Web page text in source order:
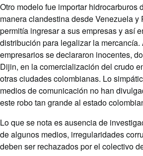
Otro modelo fue importar hidrocarburos
manera clandestina desde Venezuela y
permitía ingresar a sus empresas y así
distribución para legalizar la
empresarios se declararon inocentes,
Dijin, en la comercialización del crudo
otras ciudades colombianas. Lo
medios de comunicación no han
este robo tan grande al estado
Lo que se nota es ausencia de
de algunos medios, irregularidades
deben ser rechazados por el colectivo